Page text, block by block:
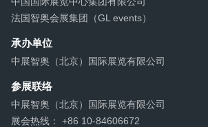
法国智奥会展集团（GL events）
承办单位
中展智奥（北京）国际展览有限公司
参展联络
中展智奥（北京）国际展览有限公司
展会热线： +86 10-84606672